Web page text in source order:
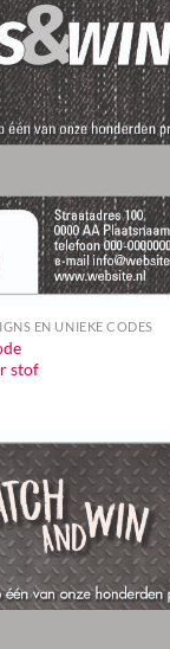
EN UNIEKE CODES
stof